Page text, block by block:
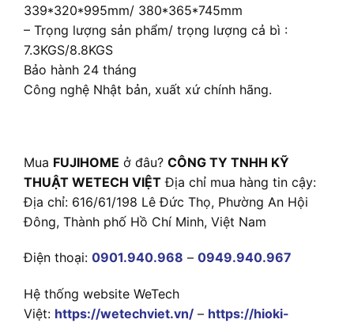
339*320*995mm/ 380*365*745mm
– Trọng lượng sản phẩm/ trọng lượng cả bì :
7.3KGS/8.8KGS
Bảo hành 24 tháng
Công nghệ Nhật bản, xuất xứ chính hãng.
Mua FUJIHOME ở đâu? CÔNG TY TNHH KỸ
THUẬT WETECH VIỆT Địa chỉ mua hàng tin cậy:
Địa chỉ: 616/61/198 Lê Đức Thọ, Phường An Hội
Đông, Thành phố Hồ Chí Minh, Việt Nam
Điện thoại: 0901.940.968 – 0949.940.967
Hệ thống website WeTech
Việt: https://wetechviet.vn/ – https://hioki-